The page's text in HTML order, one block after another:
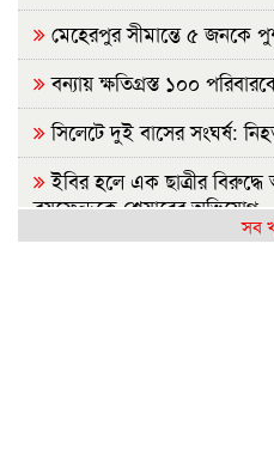
মেহেরপুর সীমান্তে ৫ জনকে
বন্যায় ক্ষতিগ্রস্ত ১০০
সিলেটে দুই বাসের সংঘর্ষ:
ইবির হলে এক ছাত্রীর
বয়ফ্রেন্ডকে শেয়ারের অভিযোগ
সব